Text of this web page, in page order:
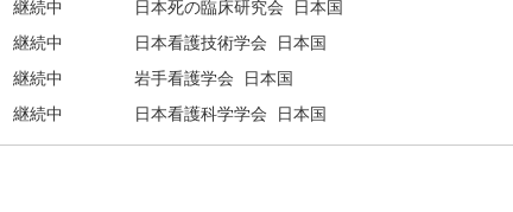
継続中
日本死の臨床研究会 日本国
継続中
日本看護技術学会 日本国
継続中
岩手看護学会 日本国
継続中 日本看護科学学会 日本国